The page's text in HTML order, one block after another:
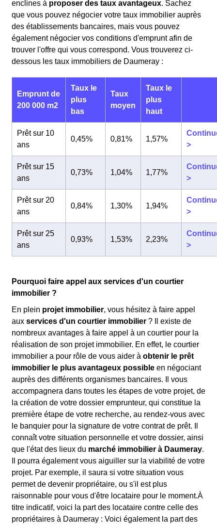
enclines à proposer des taux avantageux. Sachez
que vous pouvez négocier votre taux immobilier auprès
des établissements bancaires, mais vous pouvez
également négocier vos conditions d'emprunt afin de
trouver l'offre qui vous correspond. Vous trouverez ci-
dessous les taux immobiliers de Daumeray :
Emprunt de
200 000 m2
Taux le
plus
bas
Taux
moyen
Taux le
plus
haut
Prêt sur 10
ans
0,45% 0,81% 1,57%
>
Prêt sur 15
ans
0,73% 1,04% 1,77%
>
Prêt sur 20
ans
0,84% 1,30% 1,94%
>
Prêt sur 25
ans
0,93% 1,53% 2,23%
>
Pourquoi faire appel aux services d'un courtier
immobilier ?
En plein projet immobilier, vous hésitez à faire appel
aux services d'un courtier immobilier ? Il existe de
nombreux avantages à faire appel à un courtier pour la
réalisation de son projet immobilier. En effet, le courtier
immobilier a pour rôle de vous aider à obtenir le prêt
immobilier le plus avantageux possible en négociant
auprès des différents organismes bancaires. Il vous
accompagnera dans toutes les étapes de votre projet, de
la création de votre dossier emprunteur, qui constitue la
première étape de votre recherche, au rendez-vous avec
le banquier pour la signature de votre contrat de prêt. Il
connaît votre situation personnelle et votre dossier, ainsi
que l'état des lieux du marché immobilier à Daumeray.
Il pourra également vous aiguiller sur la viabilité de votre
projet. Par exemple, il saura si votre situation vous
permet de devenir propriétaire, ou s'il est plus
raisonnable pour vous d'être locataire pour le moment.À
titre indicatif, voici la part des locataire contre celle des
propriétaires à Daumeray : Voici également la part des